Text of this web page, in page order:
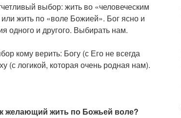
выбор: жить во «человеческим
жить по «воле Божией». Бог ясно и
одного и другого. Выбирать нам.
кому верить: Богу (с Его не всегда
(с логикой, которая очень родная нам).
желающий жить по Божьей воле?